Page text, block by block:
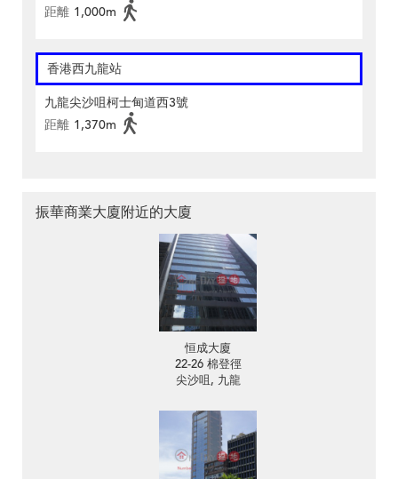
距離 1,000m
香港西九龍站
九龍尖沙咀柯士甸道西3號
距離 1,370m
振華商業大廈附近的大廈
恒成大廈
22-26 棉登徑
尖沙咀, 九龍